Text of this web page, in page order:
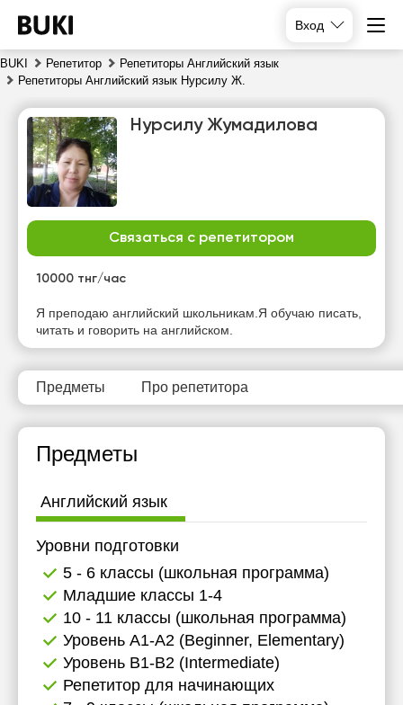
Вход
BUKI Репетитор
Репетиторы Английский язык
Репетиторы Английский язык Нурсилу Ж.
Нурсилу Жумадилова
Связаться с репетитором
10000 тнг/час
Я преподаю английский школьникам.Я обучаю писать,
читать и говорить на английском.
Предметы Про репетитора
Предметы
Английский язык
Уровни подготовки
5 - 6 классы (школьная программа)
Младшие классы 1-4
10 - 11 классы (школьная программа)
Уровень А1-А2 (Beginner, Elementary)
Уровень B1-B2 (Intermediate)
Репетитор для начинающих
пт
сб
Нет
свободных
Нет
свободных
Нет
свободных
Нет